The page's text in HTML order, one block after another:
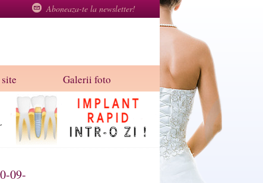
Aboneaza-te la newsletter!
Galerii foto
09-